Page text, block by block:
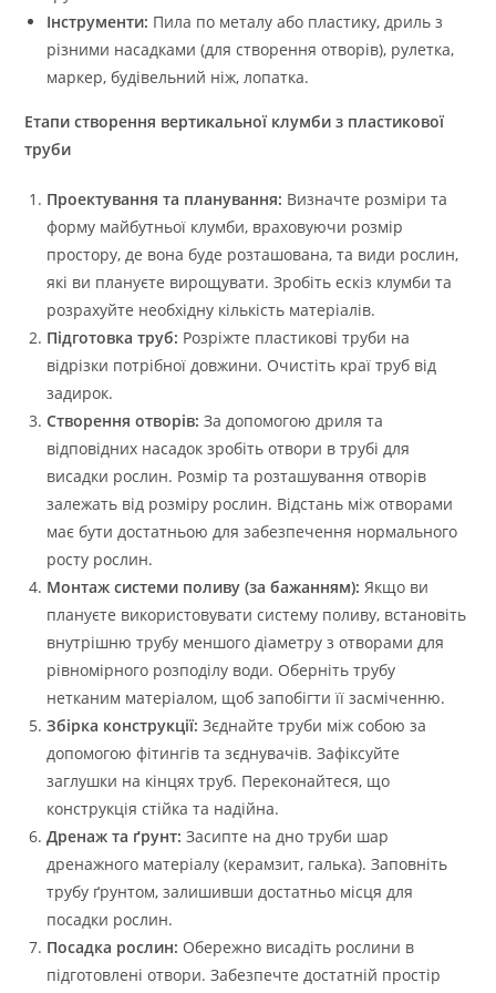
Інструменти: Пила по металу або пластику, дриль з
різними насадками (для створення отворів), рулетка,
маркер, будівельний ніж, лопатка.
Етапи створення вертикальної клумби з пластикової
труби
Проектування та планування: Визначте розміри та
форму майбутньої клумби, враховуючи розмір
простору, де вона буде розташована, та види рослин,
які ви плануєте вирощувати. Зробіть ескіз клумби та
розрахуйте необхідну кількість матеріалів.
Підготовка труб: Розріжте пластикові труби на
відрізки потрібної довжини. Очистіть краї труб від
задирок.
Створення отворів: За допомогою дриля та
відповідних насадок зробіть отвори в трубі для
висадки рослин. Розмір та розташування отворів
залежать від розміру рослин. Відстань між отворами
має бути достатньою для забезпечення нормального
росту рослин.
Монтаж системи поливу (за бажанням): Якщо ви
плануєте використовувати систему поливу, встановіть
внутрішню трубу меншого діаметру з отворами для
рівномірного розподілу води. Оберніть трубу
нетканим матеріалом, щоб запобігти її засміченню.
Збірка конструкції: Зєднайте труби між собою за
допомогою фітингів та зєднувачів. Зафіксуйте
заглушки на кінцях труб. Переконайтеся, що
конструкція стійка та надійна.
Дренаж та ґрунт: Засипте на дно труби шар
дренажного матеріалу (керамзит, галька). Заповніть
трубу ґрунтом, залишивши достатньо місця для
посадки рослин.
Посадка рослин: Обережно висадіть рослини в
підготовлені отвори. Забезпечте достатній простір